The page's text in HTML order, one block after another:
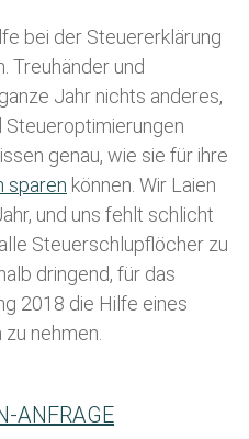
bei der Steuererklärung
Treuhänder und
Jahr nichts anderes,
genau, wie sie für ihre
sparen können. Wir Laien
und uns fehlt schlicht
Steuerschlupflöcher zu
dringend, für das
2018 die Hilfe eines
nehmen.
ANFRAGE